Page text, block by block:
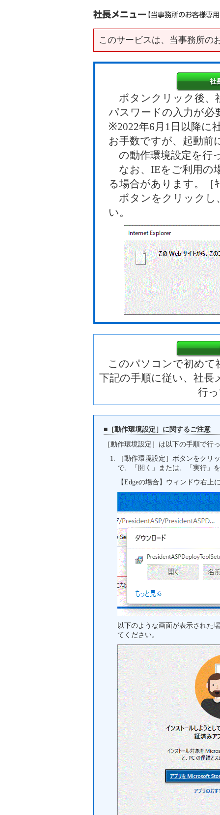
このサービスは、当事務所の
ボタンクリック後、
パスワードの入力が必
※2022年6月1日以降に
お手数ですが、起動前
の動作環境設定を行
なお、IEをご利用の
る場合があります。［
ボタンをクリックし
い。
このパソコンで初めて
下記の手順に従い、社長
行
■［動作環境設定］に関するご注意
［動作環境設定］は以下の手順で行
［動作環境設定］ボタンをクリ
で、「開く」または、「実行」
【Edgeの場合】ウィンドウ右
以下のような画面が表示された
てください。